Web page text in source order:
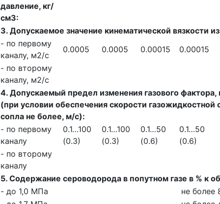
давление, кг/
см3:
3. Допускаемое значение кинематической вязкости
- по первому
каналу, м2/с
0.0005 0.0005 0.00015
0.00015
- по второму
каналу, м2/с
4. Допускаемый предел изменения газового фактора,
(при условии обеспечения скорости
сопла не более, м/с):
- по первому
каналу
0.1…100
(0.3)
0.1…100
(0.3)
0.1…50
(0.6)
0.1…50
(0.6)
- по второму
каналу
5. Содержание сероводорода в попутном газе в % к
- до 1,0 МПа
не более